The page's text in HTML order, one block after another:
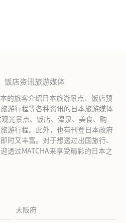
饭店资讯旅游媒体
的旅客介绍日本旅游景点、饭店预
游行程等各种资讯的日本旅游媒体
光景点、饭店、温泉、美食、购
游行程。此外，也有刊登日本政府
时又丰富。对于想透过出国旅行、
透过MATCHA来享受精彩的日本之
大阪府